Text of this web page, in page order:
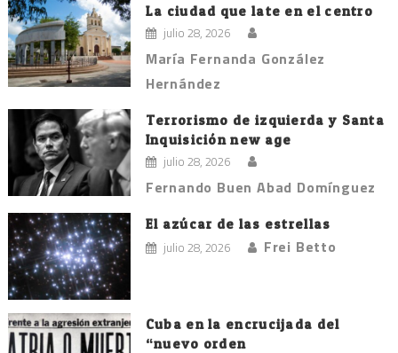
entradas
La ciudad que late en el centro
julio 28, 2026
María Fernanda González
Hernández
Terrorismo de izquierda y Santa
Inquisición new age
julio 28, 2026
Fernando Buen Abad Domínguez
El azúcar de las estrellas
julio 28, 2026 Frei Betto
Cuba en la encrucijada del
“nuevo orden